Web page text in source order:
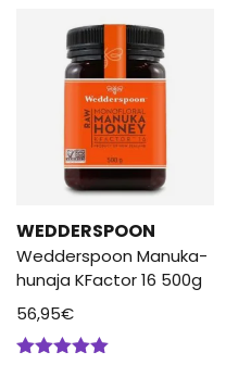
WEDDERSPOON
Wedderspoon Manuka-
hunaja KFactor 16 500g
56,95€